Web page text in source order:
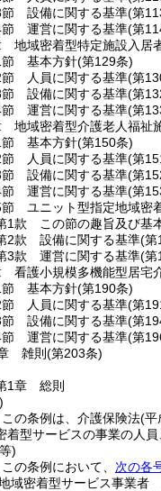
設備に関する基準(第
運営に関する基準(第
地域密着型特定施設入居
基本方針(第129条)
人員に関する基準(第
設備に関する基準(第
運営に関する基準(第
地域密着型介護老人福祉
基本方針(第150条)
人員に関する基準(第
設備に関する基準(第
運営に関する基準(第
ユニット型指定地域密
1款
この節の趣旨及び基
2款
設備に関する基準(第
3款
運営に関する基準(第
看護小規模多機能型居宅
基本方針(第190条)
人員に関する基準(第
設備に関する基準(第
運営に関する基準(第
雑則 (第203条)
1章
総則
この条例は、介護保険法(平
着型サービスの事業の人
)
この条例において、 次の各
域密着型サービス事業者